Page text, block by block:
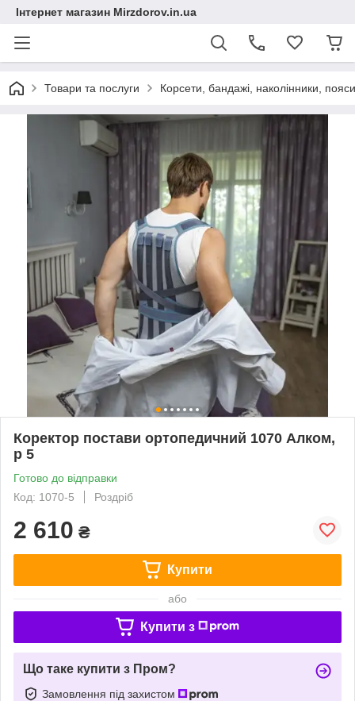
Інтернет магазин Mirzdorov.in.ua
Товари та послуги Корсети, бандажі, наколінники,
Коректор постави ортопедичний 1070 Алком,
р 5
Готово до відправки
Код: 1070-5
Роздріб
2 610 ₴
Купити
або
Купити з
Що таке купити з Пром?
Замовлення під захистом